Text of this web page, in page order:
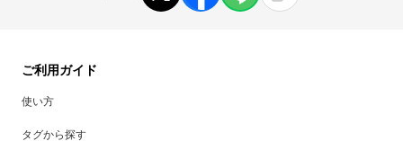
ご利用ガイド
使い方
タグから探す